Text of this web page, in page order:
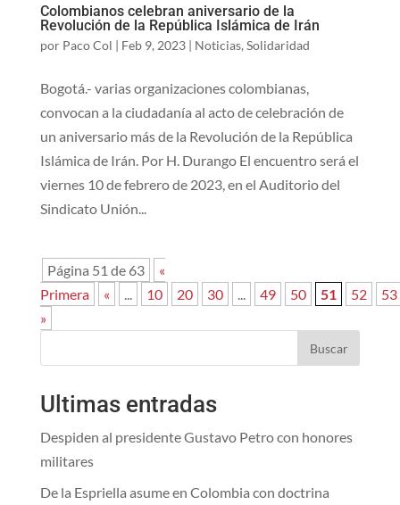
Colombianos celebran aniversario de la
Revolución de la República Islámica de Irán
por Paco Col Feb 9, 2023| Noticias,Solidaridad
Bogotá.- varias organizaciones colombianas,
convocan a la ciudadanía al acto de celebración de
un aniversario más de la Revolución de la República
Islámica de Irán. Por H. Durango El encuentro será el
viernes 10 de febrero de 2023, en el Auditorio del
Sindicato Unión...
Página 51 de 63
«
Primera
« ... 10 20 30 ... 49 50 51 52
53
»
Buscar
Ultimas entradas
Despiden al presidente Gustavo Petro con honores
militares
De la Espriella asume en Colombia con doctrina